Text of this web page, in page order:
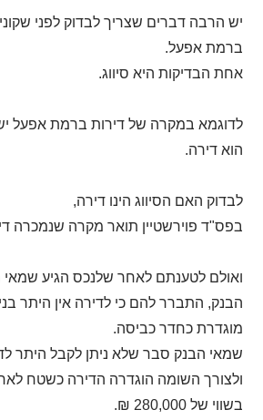
יש הרבה דברים שצריך לבדוק לפני
ברמת אפעל.
אחת הבדיקות היא סיווג.
לדוגמא במקרה של דירות ברמת אפעל
הוא דירה.
לבדוק האם הסיווג הינו דירה,
בפס"ד פוירשטיין תואר מקרה שנמכרה דירה
ואולם לטענתם לאחר שלנכס הגיע
הבנק, התברר להם כי לדירה אין היתר
מוגדרת כחדר כביסה.
שמאי הבנק סבר שלא ניתן לקבל היתר
ולצורך השומה הוגדרה הדירה כשטח
בשווי של 280,000 ₪
.